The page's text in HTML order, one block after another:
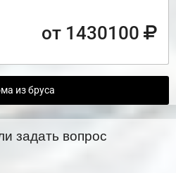
от 1430100
из бруса
задать вопрос